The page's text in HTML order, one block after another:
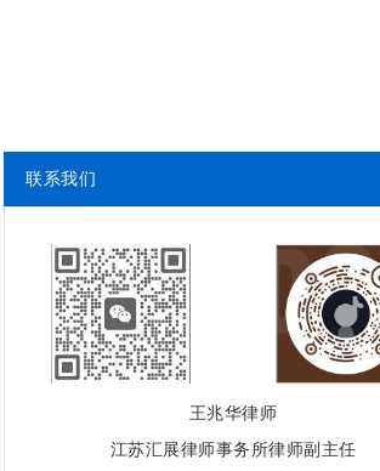
联系我们
王兆华律师
江苏汇展律师事务所律师副主任